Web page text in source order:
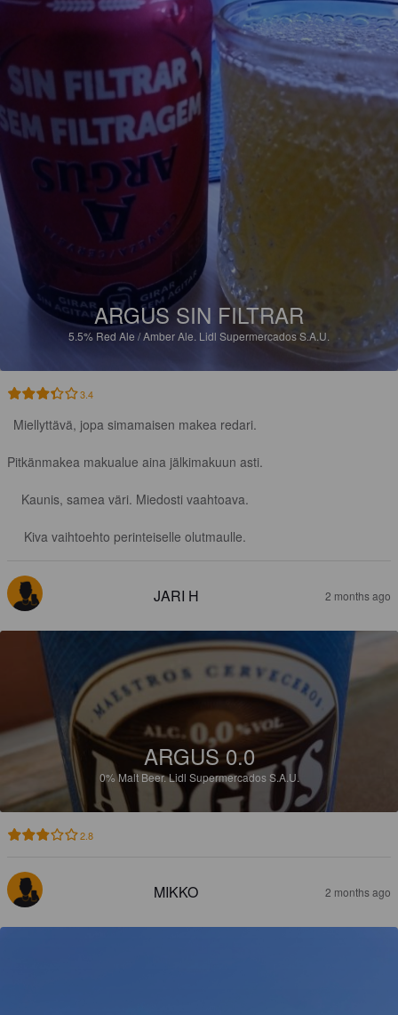
ARGUS SIN FILTRAR
5.5% Red Ale / Amber Ale. Lidl Supermercados S.A.U.
3.4
Miellyttävä, jopa simamaisen makea redari.
Pitkänmakea makualue aina jälkimakuun asti.
Kaunis, samea väri. Miedosti vaahtoava.
Kiva vaihtoehto perinteiselle olutmaulle.
JARI H 2 months ago
ARGUS 0.0
0%Malt Beer.Lidl Supermercados S.A.U.
2.8
MIKKO 2 months ago